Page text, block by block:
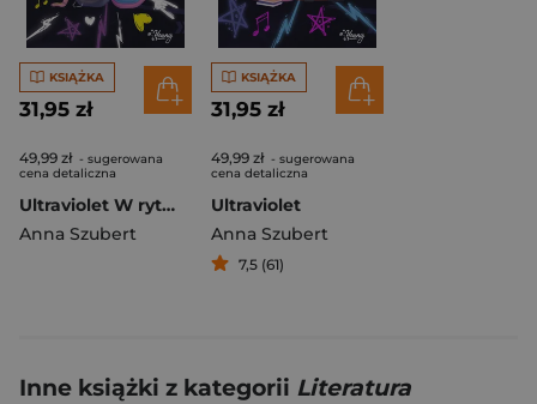
KSIĄŻKA
31,95 zł
49,99 zł - sugerowana
cena detaliczna
Ultraviolet W rytmie uczuć
Anna Szubert
KSIĄŻKA
31,95 zł
49,99 zł - sugerowana
cena detaliczna
Ultraviolet
Anna Szubert
7,5 (61)
Inne książki z kategorii Literatura